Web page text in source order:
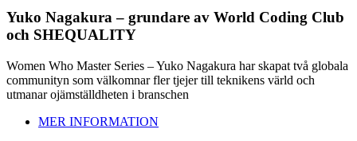
Yuko Nagakura – grundare av World Coding Club
och SHEQUALITY
Women Who Master Series – Yuko Nagakura har skapat två globala
communityn som välkomnar fler tjejer till teknikens värld och
utmanar ojämställdheten i branschen
MER INFORMATION